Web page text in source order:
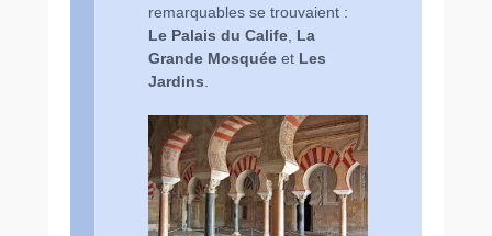
remarquables se trouvaient :
Le Palais du Calife La
Grande Mosquée et Les
Jardins